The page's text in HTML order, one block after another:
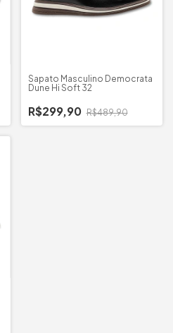
Sapato Masculino Democrata
Dune Hi Soft 32
R$299,90 R$489,90